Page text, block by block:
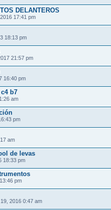
DELANTEROS
17:41 pm
18:13 pm
21:57 pm
16:40 pm
b7
am
pm
am
de levas
18:33 pm
pm
2016 0:47 am